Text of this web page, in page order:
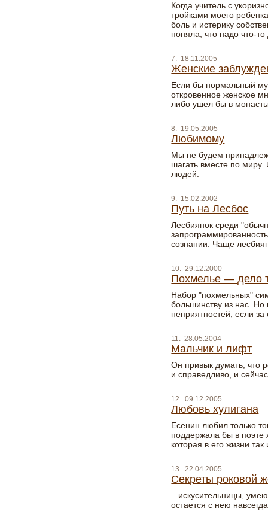
Когда учитель с
тройками моего
боль и истерику
поняла, что надо что-то
7. 18.11.2005
Женские
Если бы нормальный
откровенное женское
либо ушел бы в
8. 19.05.2005
Любимому
Мы не будем
шагать вместе по миру.
людей.
9. 15.02.2002
Путь на Лесбос
Лесбиянок среди
сознании. Чаще
10. 29.12.2000
Похмелье — дело
Набор "похмельных"
большинству из нас. Но
неприятностей, если
11. 28.05.2004
Мальчик и лифт
Он привык думать, что
и справедливо, и
12. 09.12.2005
Любовь хулигана
Есенин любил только
поддержала бы в поэте
которая в его жизни
13. 22.04.2005
Секреты роковой
...искусительницы,
остается с нею